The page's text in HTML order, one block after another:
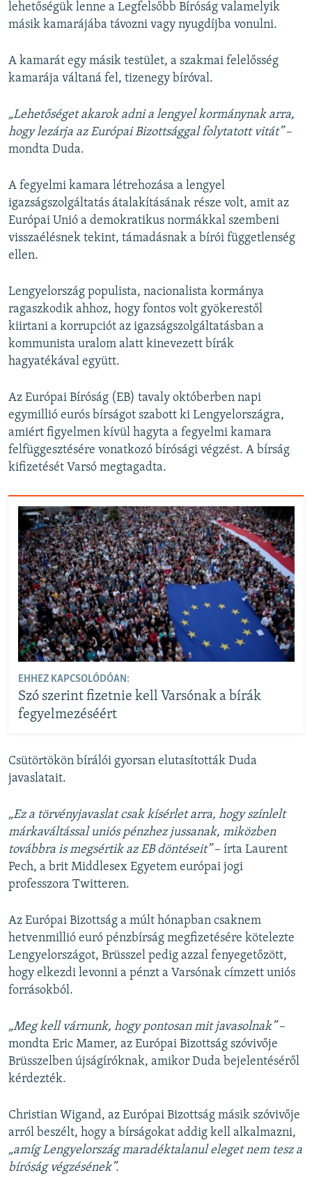
lehetőségük lenne a Legfelsőbb Bíróság valamelyik
másik kamarájába távozni vagy nyugdíjba vonulni.
A kamarát egy másik testület, a szakmai felelősség
kamarája váltaná fel, tizenegy bíróval.
„Lehetőséget akarok adni a lengyel kormánynak arra,
hogy lezárja az Európai Bizottsággal folytatott vitát”–
mondta Duda.
A fegyelmi kamara létrehozása a lengyel
igazságszolgáltatás átalakításának része volt, amit az
Európai Unió a demokratikus normákkal szembeni
visszaélésnek tekint, támadásnak a bírói függetlenség
ellen.
Lengyelország populista, nacionalista kormánya
ragaszkodik ahhoz, hogy fontos volt gyökerestől
kiirtani a korrupciót az igazságszolgáltatásban a
kommunista uralom alatt kinevezett bírák
hagyatékával együtt.
Az Európai Bíróság (EB) tavaly októberben napi
egymillió eurós bírságot szabott ki Lengyelországra,
amiért figyelmen kívül hagyta a fegyelmi kamara
felfüggesztésére vonatkozó bírósági végzést. A bírság
kifizetését Varsó megtagadta.
EHHEZ KAPCSOLÓDÓAN:
Szó szerint fizetnie kell Varsónak a bírák
fegyelmezéséért
Csütörtökön bírálói gyorsan elutasították Duda
javaslatait.
„Ez a törvényjavaslat csak kísérlet arra, hogy színlelt
márkaváltással uniós pénzhez jussanak, miközben
továbbra is megsértik az EB döntéseit”– írta Laurent
Pech, a brit Middlesex Egyetem európai jogi
professzora Twitteren.
Az Európai Bizottság a múlt hónapban csaknem
hetvenmillió euró pénzbírság megfizetésére kötelezte
Lengyelországot, Brüsszel pedig azzal fenyegetőzött,
hogy elkezdi levonni a pénzt a Varsónak címzett uniós
forrásokból.
„Meg kell várnunk, hogy pontosan mit javasolnak”–
mondta Eric Mamer, az Európai Bizottság szóvivője
Brüsszelben újságíróknak, amikor Duda bejelentéséről
kérdezték.
Christian Wigand, az Európai Bizottság másik szóvivője
arról beszélt, hogy a bírságokat addig kell alkalmazni,
„amíg Lengyelország maradéktalanul eleget nem tesz a
bíróság végzésének”.